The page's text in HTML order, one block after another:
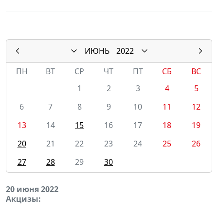
ИЮНЬ
2022
ПН
ВТ СР ЧТ ПТ СБ
ВС
1
2 3 4
5
6
7 8 9 10 11
12
13
14 15 16 17 18
19
20
21 22 23 24 25
26
27
28 29 30
20 июня 2022
Акцизы: